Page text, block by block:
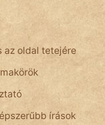
az oldal tetejére
írások